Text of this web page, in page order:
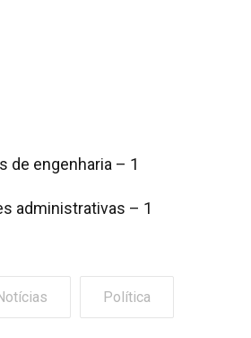
de engenharia – 1
administrativas – 1
Política